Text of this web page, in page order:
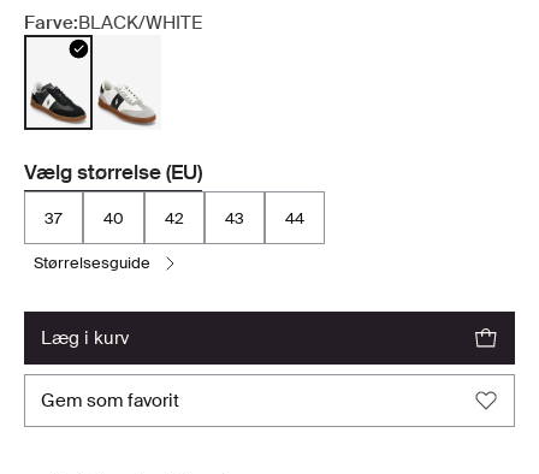
Farve:BLACK/WHITE
Vælg størrelse (EU)
37 40 42 43 44
størrelsesguide
læg i kurv
gem som favorit